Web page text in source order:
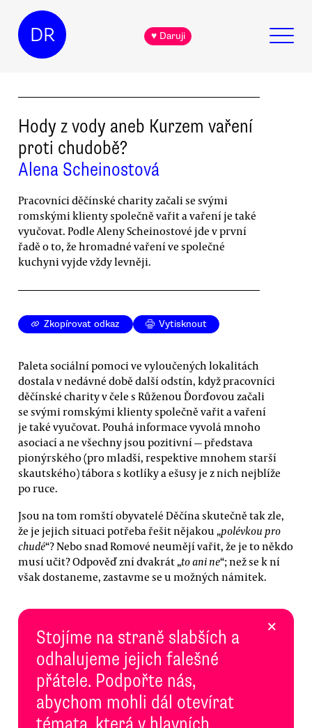
DR ♥ Daruji
Hody z vody aneb Kurzem vaření
proti chudobě?
Alena Scheinostová
Pracovníci děčínské charity začali se svými
romskými klienty společně vařit a vaření je také
vyučovat. Podle Aleny Scheinostové jde v první
řadě o to, že hromadné vaření ve společné
kuchyni vyjde vždy levněji.
Zkopírovat odkaz Vytisknout
Paleta sociální pomoci ve vyloučených lokalitách
dostala v nedávné době další odstín, když pracovníci
děčínské charity v čele s Růženou Ďorďovou začali
se svými romskými klienty společně vařit a vaření
je také vyučovat. Pouhá informace vyvolá mnoho
asociací a ne všechny jsou pozitivní — představa
pionýrského (pro mladší, respektive mnohem starší
skautského) tábora s kotlíky a ešusy je z nich nejblíže
po ruce.
Jsou na tom romští obyvatelé Děčína skutečně tak zle,
že je jejich situaci potřeba řešit nějakou „polévkou pro
chudé“? Nebo snad Romové neumějí vařit, že je to někdo
musí učit? Odpověď zní dvakrát „to ani ne“; než se k ní
však dostaneme, zastavme se u možných námitek.
Stojíme na straně slabších a
odhalujeme jejich falešné
přátele. Podpořte nás,
abychom mohli dál otevírat
×